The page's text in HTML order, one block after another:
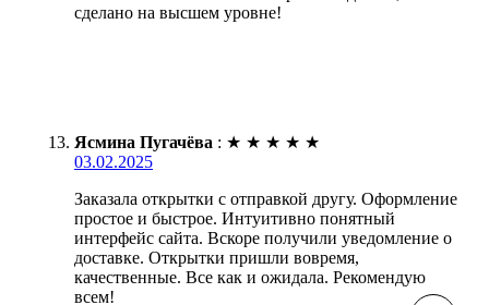
сделано на высшем уровне!
Ясмина Пугачёва : ★ ★ ★ ★ ★
03.02.2025
Заказала открытки с отправкой другу. Оформление
простое и быстрое. Интуитивно понятный
интерфейс сайта. Вскоре получили уведомление о
доставке. Открытки пришли вовремя,
качественные. Все как и ожидала. Рекомендую
всем!